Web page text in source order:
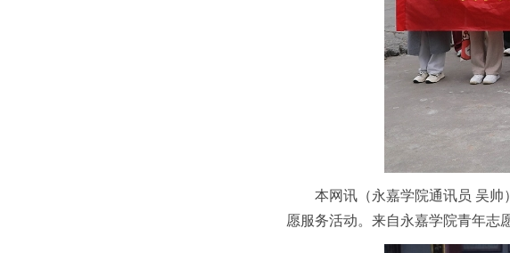
本网讯（永嘉学院通讯员 吴帅
愿服务活动。来自永嘉学院青年志